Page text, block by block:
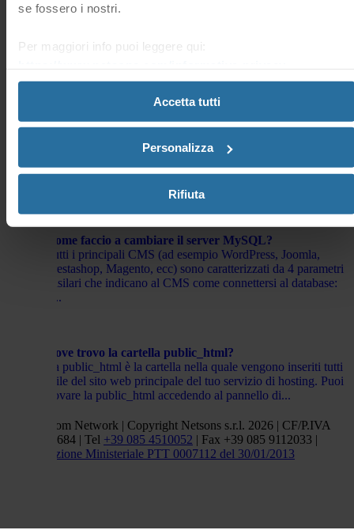
se fossero i nostri.
Per maggiori info puoi leggere qui:
Accetta tutti
Personalizza
Rifiuta
Come gestisco i file con cPanel?
Dove trovo gli errori del mio sito?
A volte può capitare che un sito web non sia visibile a
seguito di errori legati al codice del sito (tema, plugin,
Come faccio a cambiare il server MySQL?
Tutti i principali CMS (ad esempio WordPress, Joomla,
Prestashop, Magento, ecc) sono caratterizzati da 4 parametri
basilari che indicano al CMS come connettersi al database:
il...
Dove trovo la cartella public_html?
La public_html è la cartella nella quale vengono inseriti tutti
i file del sito web principale del tuo servizio di hosting. Puoi
trovare la public_html accedendo al pannello di...
Netsons.com Network | Copyright Netsons s.r.l. 2026 | CF/P.IVA
01838660684 | Tel +39 085 4510052 | Fax +39 085 9112033 |
Autorizzazione Ministeriale PTT 0007112 del 30/01/2013